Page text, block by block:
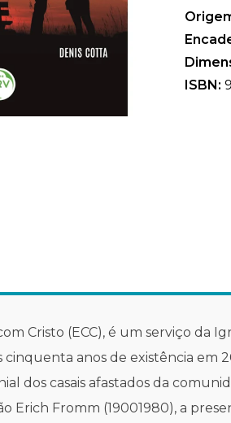
ISBN:
Cristo (ECC), é um serviço da
cinquenta anos de existência em
dos casais afastados da
Erich Fromm (19001980), a